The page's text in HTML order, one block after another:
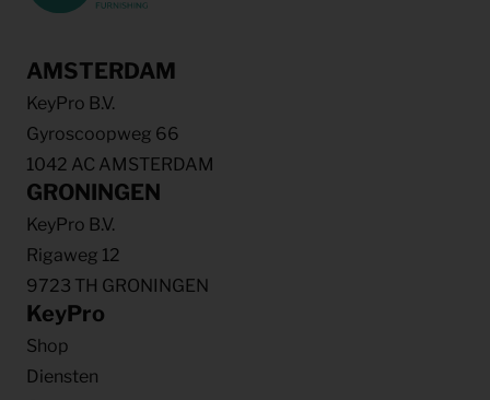
AMSTERDAM
KeyPro B.V.
Gyroscoopweg 66
1042 AC AMSTERDAM
GRONINGEN
KeyPro B.V.
Rigaweg 12
9723 TH GRONINGEN
KeyPro
Shop
Diensten